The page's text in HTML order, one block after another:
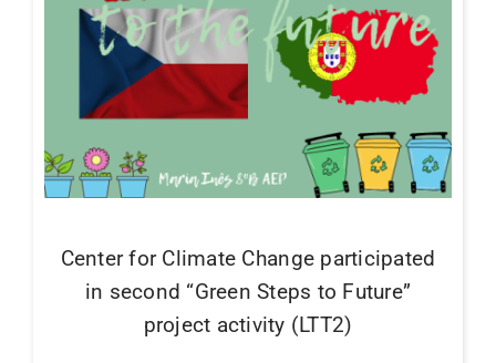
Center for Climate Change participated
in second “Green Steps to Future”
project activity (LTT2)